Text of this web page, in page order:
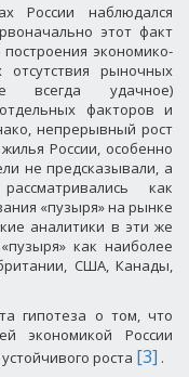
России наблюдался
этот факт
экономико-
отсутствия рыночных
всегда удачное)
факторов и
непрерывный рост
России, особенно
не предсказывали, а
как
«пузыря» на рынке
аналитики в эти же
как наиболее
США, Канады,
гипотеза о том, что
экономикой России
роста [3] .